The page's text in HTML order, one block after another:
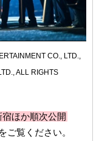
CO., LTD.,
ALL RIGHTS
ほか順次公開
をご覧ください。